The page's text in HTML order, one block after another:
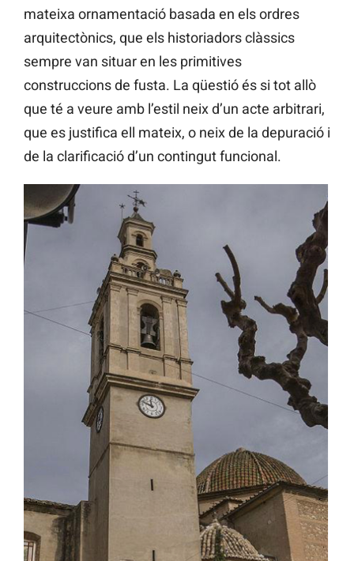
mateixa ornamentació basada en els ordres
arquitectònics, que els historiadors clàssics
sempre van situar en les primitives
construccions de fusta. La qüestió és si tot allò
que té a veure amb l’estil neix d’un acte arbitrari,
que es justifica ell mateix, o neix de la depuració i
de la clarificació d’un contingut funcional.